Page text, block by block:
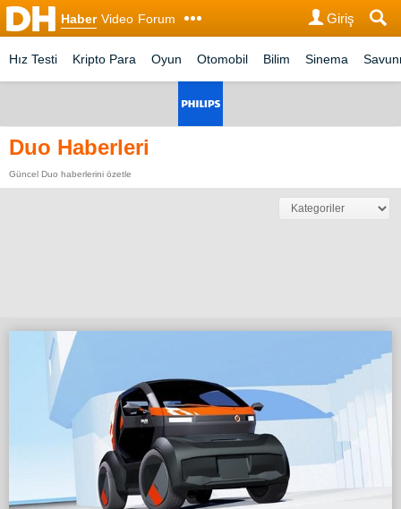
Haber Video Forum Giriş
Hız Testi Kripto Para Oyun Otomobil Bilim Sinema
Duo Haberleri
Güncel Duo haberlerini özetle